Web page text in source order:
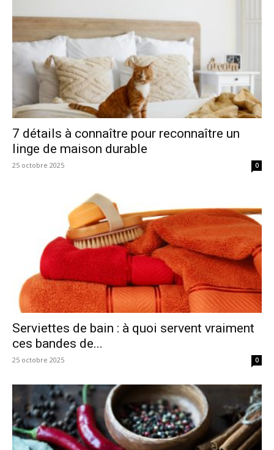
7 détails à connaître pour reconnaître un
linge de maison durable
25 octobre 2025 0
Serviettes de bain : à quoi servent vraiment
ces bandes de...
25 octobre 2025 0